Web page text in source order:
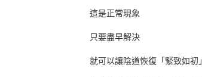
這是正常現象
只要盡早解決
就可以讓陰道恢復「緊致如初